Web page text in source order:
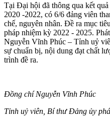
Tại Đại hội đã thông qua kết
2020 -2022, có 6/6 đảng viên
chế, nguyên nhân. Đề ra mục
pháp nhiệm kỳ 2022 - 2025.
Nguyễn Vĩnh Phúc – Tỉnh uỷ
sự chuẩn bị, nội dung đạt chất
trình đề ra.
Đồng chí Nguyễn Vĩnh Phúc
Tỉnh uỷ viên, Bí thư Đảng ủy